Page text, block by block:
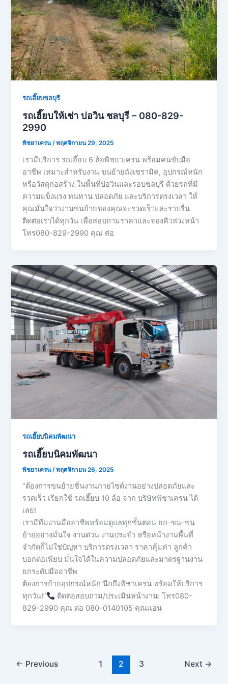
รถเฮี๊ยบชลบุรี
รถเฮี๊ยบให้เช่า บ่อวิน ชลบุรี – 080-829-
2990
พิชยาเครน/พฤศจิกายน 29, 2025
เรามีบริการ รถเฮี๊ยบ 6 ล้อพิชยาเครน พร้อมคนขับมือ
อาชีพ เหมาะสำหรับงาน ขนย้ายถังเซรามิค, อุปกรณ์หนัก
หรือวัสดุก่อสร้าง ในพื้นที่บ่อวินและรอบชลบุรี ด้วยรถที่มี
ความแข็งแรง ทนทาน ปลอดภัย และบริการตรงเวลา ให้
คุณมั่นใจว่างานขนย้ายของคุณจะรวดเร็วและราบรื่น
ติดต่อเราได้ทุกวัน เพื่อสอบถามราคาและจองคิวล่วงหน้า
โทร080-829-2990 คุณ ต่อ
รถเฮี๊ยบนิคมพัฒนา
รถเฮี๊ยบนิคมพัฒนา
พิชยาเครน /พฤศจิกายน 26, 2025
“ต้องการขนย้ายชิ่นงานภายไซต์งานอย่างปลอดภัยและ
รวดเร็ว เรียกใช้ รถเฮี๊ยบ 10 ล้อ จาก บริษัทพิชาเครน ได้
เลย!
เรามีทีมงานมืออาชีพพร้อมดูแลทุกขั้นตอน ยก–ขน–ขน
ย้ายอย่างมั่นใจ งานด่วน งานประจำ หรือหน้างานพื้นที่
จำกัดก็ไม่ใช่ปัญหา บริการตรงเวลา ราคาคุ้มค่า ลูกค้า
บอกต่อเพียบ มั่นใจได้ในความปลอดภัยและมาตรฐานงาน
ยกระดับมืออาชีพ
ต้องการย้ายอุปกรณ์หนัก นึกถึงพิชาเครน พร้อมให้บริการ
ทุกวัน!”
ติดต่อสอบถาม/ประเมินหน้างาน: โทร080-
829-2990 คุณ ต่อ 080-0140105 คุณเเอน
← Previous 1 2 3 Next →